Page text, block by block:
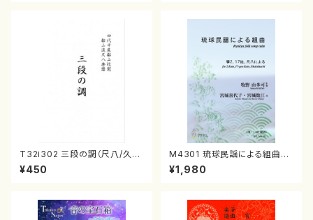
T32i302 三段の調（尺八/久本
玄智/楽譜）都山no:2003
¥450
M4301 琉球民謡による組曲
（箏/牧野由多可作曲/宮城喜代
子・宮城数江著/箏曲楽譜）
¥1,980